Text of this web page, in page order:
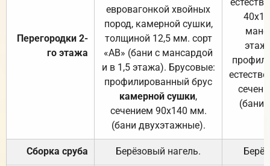
Перегородки 2-
го этажа
евровагонкой хвойных
пород, камерной сушки,
толщиной 12,5 мм. сорт
«АВ» (бани с мансардой
и в 1,5 этажа). Брусовые:
профилированный брус
камерной сушки,
сечением 90х140 мм.
(бани двухэтажные).
(бани
Сборка сруба Берёзовый нагель.